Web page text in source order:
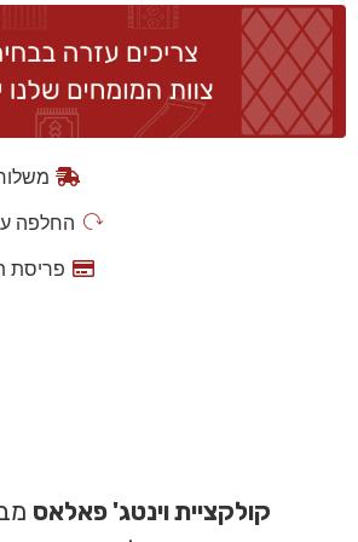
החלפה עד 14
פריסת
קולקציית וינטג' פאלאס